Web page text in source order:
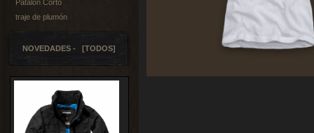
Patalón Corto
traje de plumón
NOVEDADES - [TODOS]